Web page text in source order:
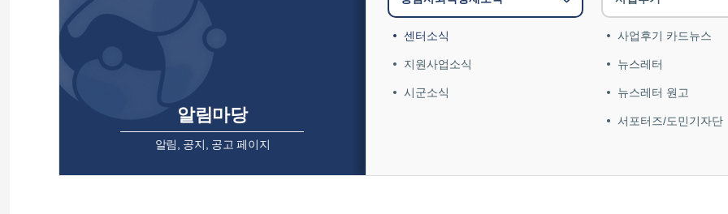
알림마당
알림, 공지, 공고 페이지
센터소식
지원사업소식
시군소식
사업후기 카드뉴스
뉴스레터
뉴스레터 원고
서포터즈/도민기자단